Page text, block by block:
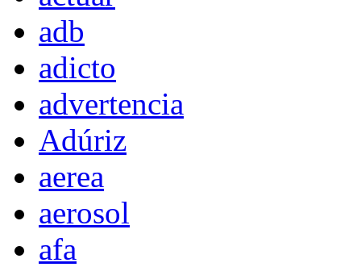
adb
adicto
advertencia
Adúriz
aerea
aerosol
afa